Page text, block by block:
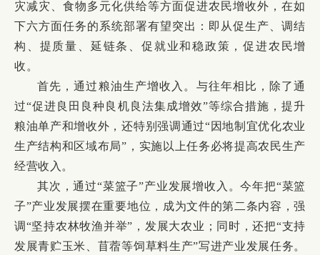
灾减灾、食物多元化供给等方面促进农民增收外，在如
下六方面任务的系统部署有望突出：即从促生产、调结
构、提质量、延链条、促就业和稳政策，促进农民增
收。
首先，通过粮油生产增收入。与往年相比，除了通
过“促进良田良种良机良法集成增效”等综合措施，提升
粮油单产和增收外，还特别强调通过“因地制宜优化农业
生产结构和区域布局”，实施以上任务必将提高农民生产
经营收入。
其次，通过“菜篮子”产业发展增收入。今年把“菜篮
子”产业发展摆在重要地位，成为文件的第二条内容，强
调“坚持农林牧渔并举”，发展大农业；同时，还把“支持
发展青贮玉米、苜蓿等饲草料生产”写进产业发展任务。